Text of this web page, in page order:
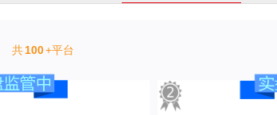
共100+平台